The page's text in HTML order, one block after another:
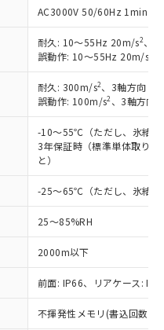
AC3000V 50/60Hz 1min (
耐久: 10～55Hz 20m/s2、3
誤動作: 10～55Hz 20m/s
耐久: 300m/s2、3軸方向 各
誤動作: 100m/s2 、3軸方向
-10～55℃（ただし、氷結、
3年保証時（標準単体取り
と）
-25～65℃（ただし、氷結、
25～85%RH
2000m以下
前面: IP66、リアケース:
不揮発性メモリ(書込回数:
制御機器事業取扱
および標準価格
いただくもので
扱商品の中には、
となる商品もある
価格照会結果は、
時点での社内デー
るものであり、閲
際の在庫および標
合があることをご
び標準価格はお客
はお客様担当のオ
店・当社販売員に
」をご確認
指令（10物質）の
または確認中の
ど無形物で、有
品です。
含有部品として
した場合などや
ります。
1000ppm以下、 カド
、ポリ臭化ビフェニル
ビス(2-エチルヘキシ
以下、フタル酸ブチ
、フタル酸ジブチル
ル酸ジイソブチル
び制御機器に対する
いては閾値を超える意
います。
率が中国RoHSの
します。
率が中国RoHSの
示します。
販売部門へお問
T26572)：
、 Cd(カドミウ
臭化ジフェニルエーテ
、 DIBP(フタル酸ジ
タル酸ブチルベンジ
キシル)) : 1000ppm
製品のうち、外国
法に定める商品
」という）を輸出
する場合は、日本
たは役務取引許
棄する場合は、完
違法に輸出されな
講じます。
核兵器、ミサイ
兵器またはその他
製造装置等に一切
庫あり
ないが在庫あり
在庫状況につ
のお取引先、ま